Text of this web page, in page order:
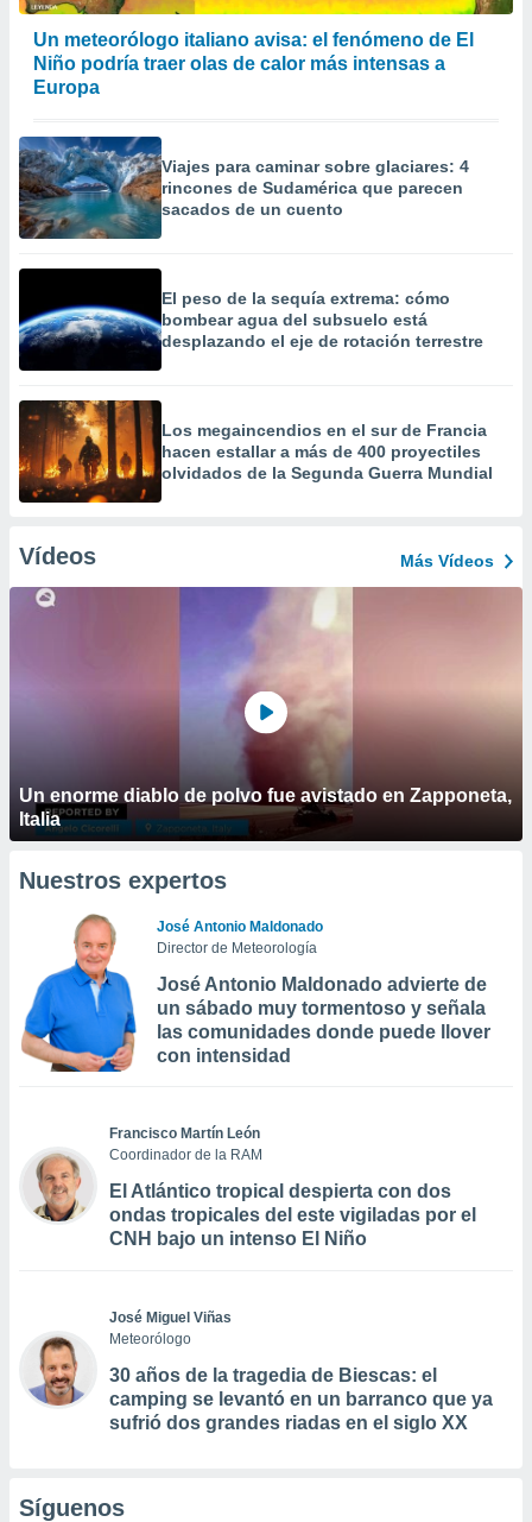
Un meteorólogo italiano avisa: el fenómeno de El
Niño podría traer olas de calor más intensas a
Europa
Viajes para caminar sobre glaciares: 4
rincones de Sudamérica que parecen
sacados de un cuento
El peso de la sequía extrema: cómo
bombear agua del subsuelo está
desplazando el eje de rotación terrestre
Los megaincendios en el sur de Francia
hacen estallar a más de 400 proyectiles
olvidados de la Segunda Guerra Mundial
Vídeos Más Vídeos
Un enorme diablo de polvo fue avistado en Zapponeta,
Italia
Nuestros expertos
José Antonio Maldonado
Director de Meteorología
José Antonio Maldonado advierte de
un sábado muy tormentoso y señala
las comunidades donde puede llover
con intensidad
Francisco Martín León
Coordinador de la RAM
El Atlántico tropical despierta con dos
ondas tropicales del este vigiladas por el
CNH bajo un intenso El Niño
José Miguel Viñas
Meteorólogo
30 años de la tragedia de Biescas: el
camping se levantó en un barranco que ya
sufrió dos grandes riadas en el siglo XX
Síguenos